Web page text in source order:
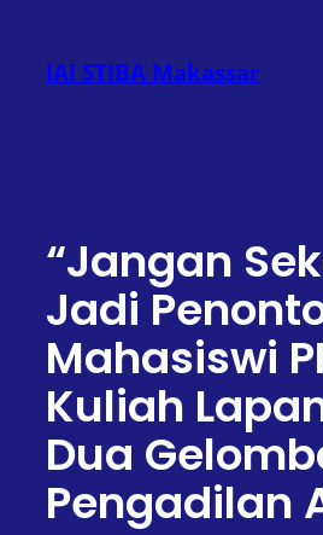
konten
IAI STIBA Makassar
“Jangan
Jadi
Mahasiswi
Kuliah
Dua
Pengadilan